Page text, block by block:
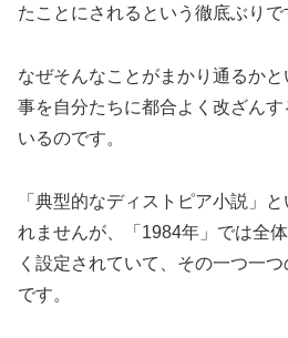
たことにされるという徹底ぶりで
なぜそんなことがまかり通るか
事を自分たちに都合よく改ざん
いるのです。
「典型的なディストピア小説」
れませんが、「1984年」では全
く設定されていて、その一つ一
です。